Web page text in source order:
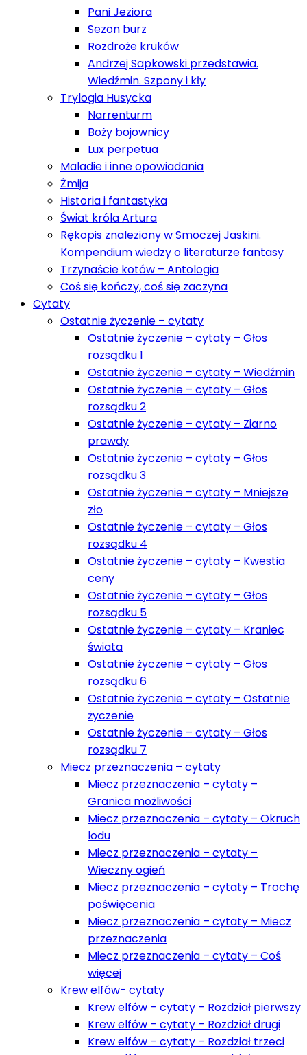
Pani Jeziora
Sezon burz
Rozdroże kruków
Andrzej Sapkowski przedstawia.
Wiedźmin. Szpony i kły
Trylogia Husycka
Narrenturm
Boży bojownicy
Lux perpetua
Maladie i inne opowiadania
Żmija
Historia i fantastyka
Świat króla Artura
Rękopis znaleziony w Smoczej Jaskini.
Kompendium wiedzy o literaturze fantasy
Trzynaście kotów – Antologia
Coś się kończy, coś się zaczyna
Cytaty
Ostatnie życzenie – cytaty
Ostatnie życzenie – cytaty – Głos
rozsądku 1
Ostatnie życzenie – cytaty – Wiedźmin
Ostatnie życzenie – cytaty – Głos
rozsądku 2
Ostatnie życzenie – cytaty – Ziarno
prawdy
Ostatnie życzenie – cytaty – Głos
rozsądku 3
Ostatnie życzenie – cytaty – Mniejsze
zło
Ostatnie życzenie – cytaty – Głos
rozsądku 4
Ostatnie życzenie – cytaty – Kwestia
ceny
Ostatnie życzenie – cytaty – Głos
rozsądku 5
Ostatnie życzenie – cytaty – Kraniec
świata
Ostatnie życzenie – cytaty – Głos
rozsądku 6
Ostatnie życzenie – cytaty – Ostatnie
życzenie
Ostatnie życzenie – cytaty – Głos
rozsądku 7
Miecz przeznaczenia – cytaty
Miecz przeznaczenia – cytaty –
Granica możliwości
Miecz przeznaczenia – cytaty – Okruch
lodu
Miecz przeznaczenia – cytaty –
Wieczny ogień
Miecz przeznaczenia – cytaty – Trochę
poświęcenia
Miecz przeznaczenia – cytaty – Miecz
przeznaczenia
Miecz przeznaczenia – cytaty – Coś
więcej
Krew elfów- cytaty
Krew elfów – cytaty – Rozdział pierwszy
Krew elfów – cytaty – Rozdział drugi
Krew elfów – cytaty – Rozdział trzeci